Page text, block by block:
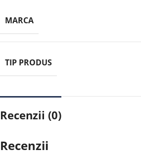
MARCA
TIP PRODUS
Recenzii (0)
Recenzii